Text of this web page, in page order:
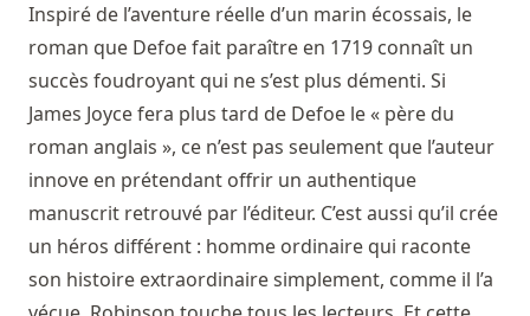
Inspiré de l’aventure réelle d’un marin écossais, le
roman que Defoe fait paraître en 1719 connaît un
succès foudroyant qui ne s’est plus démenti. Si
James Joyce fera plus tard de Defoe le « père du
roman anglais », ce n’est pas seulement que l’auteur
innove en prétendant offrir un authentique
manuscrit retrouvé par l’éditeur. C’est aussi qu’il crée
un héros différent : homme ordinaire qui raconte
son histoire extraordinaire simplement, comme il l’a